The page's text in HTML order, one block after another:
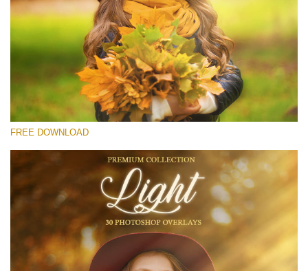
Please select
Free Light Overlay #24
Small 800*533px
Light Overlays
(30 Overlays)
Sunlight Collection
(290 Overlays)
Large 6000*4000px
Entire Collection
(1783 Overlays)
FREE DOWNLOAD